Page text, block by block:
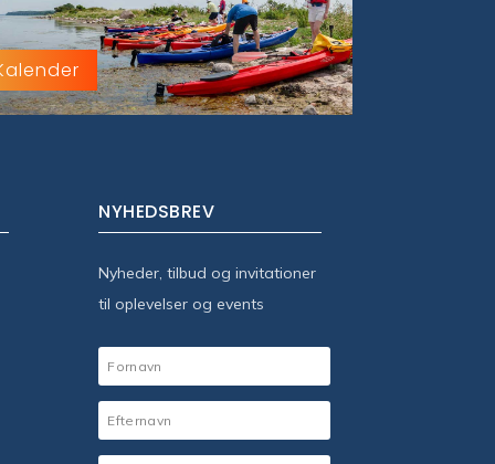
NYHEDSBREV
Nyheder, tilbud og invitationer
til oplevelser og events